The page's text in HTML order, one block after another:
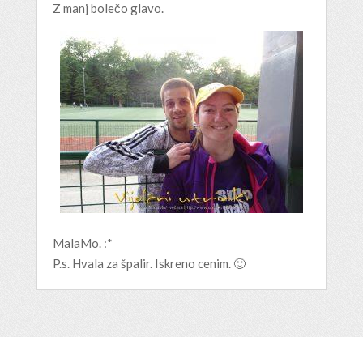
Z manj bolečo glavo.
MalaMo. :*
P.s. Hvala za špalir. Iskreno cenim. 🙂